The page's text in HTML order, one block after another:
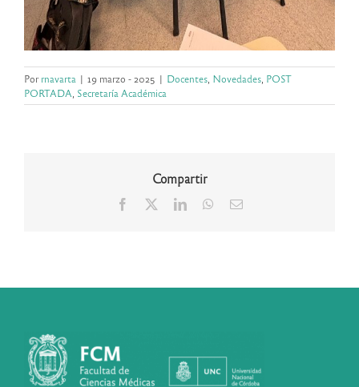
Porrnavarta | 19 marzo - 2025 | Docentes Novedades POST
PORTADA Secretaría Académica
Compartir
Facebook LinkedInWhatsApp
Correo